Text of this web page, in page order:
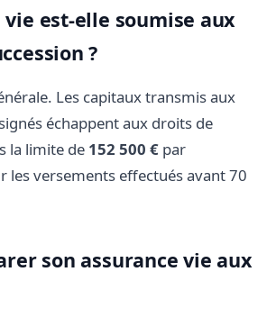
vie est-elle soumise aux
?
Les capitaux transmis aux
échappent aux droits de
la limite de 152 500 € par
les versements effectués avant 70
son assurance vie aux